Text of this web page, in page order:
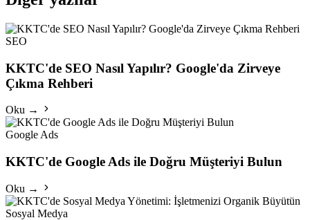
SEO
KKTC'de SEO Nasıl Yapılır? Google'da Zirveye
Çıkma Rehberi
Oku →
Google Ads
KKTC'de Google Ads ile Doğru Müşteriyi Bulun
Oku →
Sosyal Medya